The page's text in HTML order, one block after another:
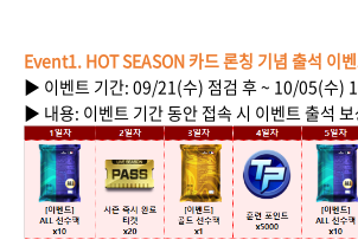
Event1. HOT SEASON 카드 론칭 기념 출석 이
▶ 이벤트 기간: 09/21(수) 점검 후 ~ 10/05(수)
▶ 내용: 이벤트 기간 동안 접속 시 이벤트 출석